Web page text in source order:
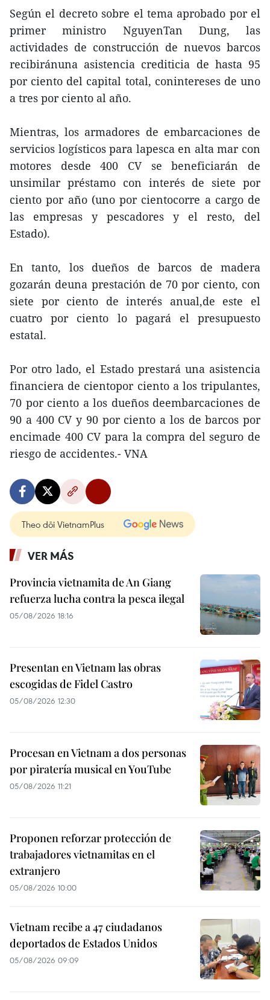
Según el decreto sobre el tema aprobado por el
primer ministro NguyenTan Dung, las
actividades de construcción de nuevos barcos
recibiránuna asistencia crediticia de hasta 95
por ciento del capital total, conintereses de uno
a tres por ciento al año.
Mientras, los armadores de embarcaciones de
servicios logísticos para lapesca en alta mar con
motores desde 400 CV se beneficiarán de
unsimilar préstamo con interés de siete por
ciento por año (uno por cientocorre a cargo de
las empresas y pescadores y el resto, del
Estado).
En tanto, los dueños de barcos de madera
gozarán deuna prestación de 70 por ciento, con
siete por ciento de interés anual,de este el
cuatro por ciento lo pagará el presupuesto
estatal.
Por otro lado, el Estado prestará una asistencia
financiera de cientopor ciento a los tripulantes,
70 por ciento a los dueños deembarcaciones de
90 a 400 CV y 90 por ciento a los de barcos por
encimade 400 CV para la compra del seguro de
riesgo de accidentes.- VNA
Theo dõi VietnamPlus
VER MÁS
Provincia vietnamita de An Giang
refuerza lucha contra la pesca ilegal
05/08/2026 18:16
Presentan en Vietnam las obras
escogidas de Fidel Castro
05/08/2026 12:30
Procesan en Vietnam a dos personas
por piratería musical en YouTube
05/08/2026 11:21
Proponen reforzar protección de
trabajadores vietnamitas en el
extranjero
05/08/2026 10:00
Vietnam recibe a 47 ciudadanos
deportados de Estados Unidos
05/08/2026 09:09